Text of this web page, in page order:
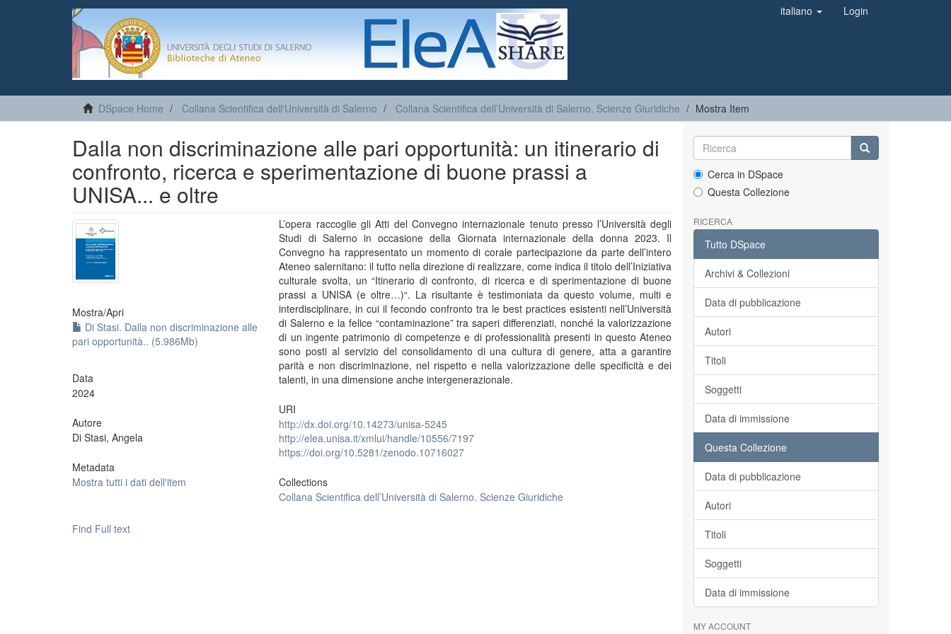
italiano Login
DSpace Home Collana Scientifica dell'Università di Salerno Collana Scientifica dell’Università di Salerno. Scienze Giuridiche Mostra Item
Dalla non discriminazione alle pari opportunità: un itinerario di
confronto, ricerca e sperimentazione di buone prassi a
UNISA... e oltre
Mostra/Apri
Di Stasi. Dalla non discriminazione alle
pari opportunità.. (5.986Mb)
Data
2024
Autore
Di Stasi, Angela
Metadata
Mostra tutti i dati dell'item
L’opera raccoglie gli Atti del Convegno internazionale tenuto presso l’Università degli
Studi di Salerno in occasione della Giornata internazionale della donna 2023. Il
Convegno ha rappresentato un momento di corale partecipazione da parte dell’intero
Ateneo salernitano: il tutto nella direzione di realizzare, come indica il titolo dell’Iniziativa
culturale svolta, un “Itinerario di confronto, di ricerca e di sperimentazione di buone
prassi a UNISA (e oltre…)“. La risultante è testimoniata da questo volume, multi e
interdisciplinare, in cui il fecondo confronto tra le best practices esistenti nell’Università
di Salerno e la felice “contaminazione” tra saperi differenziati, nonché la valorizzazione
di un ingente patrimonio di competenze e di professionalità presenti in questo Ateneo
sono posti al servizio del consolidamento di una cultura di genere, atta a garantire
parità e non discriminazione, nel rispetto e nella valorizzazione delle specificità e dei
talenti, in una dimensione anche intergenerazionale.
URI
http://dx.doi.org/10.14273/unisa-5245
http://elea.unisa.it/xmlui/handle/10556/7197
https://doi.org/10.5281/zenodo.10716027
Collections
Collana Scientifica dell’Università di Salerno. Scienze Giuridiche
Find Full text
Cerca in DSpace
Questa Collezione
RICERCA
Tutto DSpace
Archivi & Collezioni
Data di pubblicazione
Autori
Titoli
Soggetti
Data di immissione
Questa Collezione
Data di pubblicazione
Autori
Titoli
Soggetti
Data di immissione
MY ACCOUNT